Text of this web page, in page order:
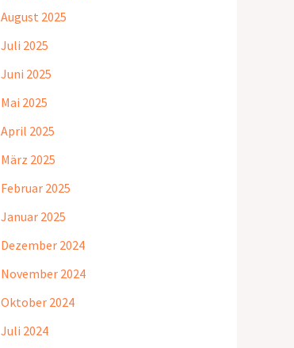
August 2025
Juli 2025
Juni 2025
Mai 2025
April 2025
März 2025
Februar 2025
Januar 2025
Dezember 2024
November 2024
Oktober 2024
Juli 2024